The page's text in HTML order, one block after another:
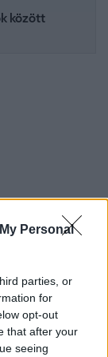
Personal
parties, or
for
opt-out
that after your
seeing
között
a